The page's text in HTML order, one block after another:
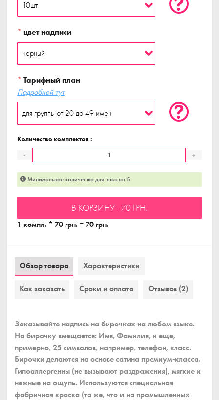
* цвет надписи
* Тарифный план
Подробней тут
Количество комплектов :
-
+
Минимальное количество для заказа: 5
В КОРЗИНУ - 70 ГРН.
1 компл. * 70 грн. = 70 грн.
Обзор товара Характеристики
Как заказать Сроки и оплата Отзывов (2)
Заказывайте надпись на бирочках на любом языке.
На бирочку вмещается: Имя, Фамилия, и еще,
примерно, 25 символов, например, телефон, класс.
Бирочки делаются на основе сатина премиум-класса.
Гипоаллергенны (не вызывают раздражения), мягкие и
нежные на ощупь. Используются специальная
фабричная краска (та же, что и на промышленных